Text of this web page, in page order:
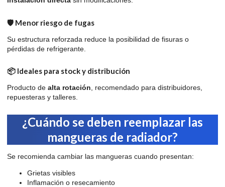
🛡️ Menor riesgo de fugas
Su estructura reforzada reduce la posibilidad de fisuras o
pérdidas de refrigerante.
📦 Ideales para stock y distribución
Producto de alta rotación, recomendado para distribuidores,
repuesteras y talleres.
¿Cuándo se deben reemplazar las
mangueras de radiador?
Se recomienda cambiar las mangueras cuando presentan:
Grietas visibles
Inflamación o resecamiento